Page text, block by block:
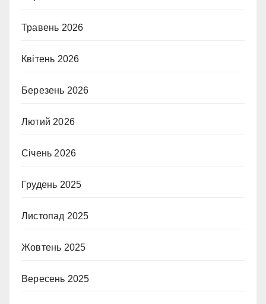
Травень 2026
Квітень 2026
Березень 2026
Лютий 2026
Січень 2026
Грудень 2025
Листопад 2025
Жовтень 2025
Вересень 2025